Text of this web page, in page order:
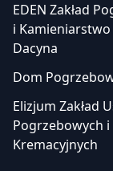
EDEN Zakład
i
Dacyna
Dom
Elizjum Zakład
Pogrzebowych i
Kremacyjnych